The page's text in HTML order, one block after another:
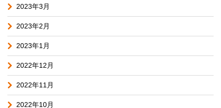
2023年3月
2023年2月
2023年1月
2022年12月
2022年11月
2022年10月